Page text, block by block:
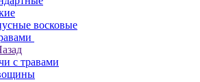
восковые
с травами